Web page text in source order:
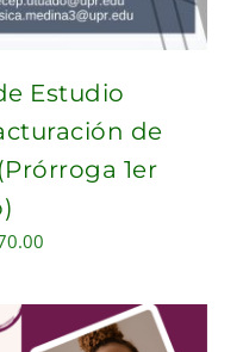
Estudio
de
1er
is:
$270.00.